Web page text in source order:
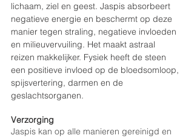
lichaam, ziel en geest. Jaspis absorbeert
negatieve energie en beschermt op deze
manier tegen straling, negatieve invloeden
en milieuvervuiling. Het maakt astraal
reizen makkelijker. Fysiek heeft de steen
een positieve invloed op de bloedsomloop,
spijsvertering, darmen en de
geslachtsorganen.
Verzorging
Jaspis kan op alle manieren gereinigd en